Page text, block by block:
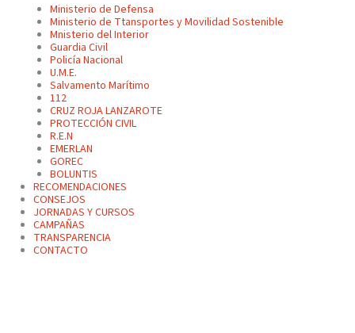
Ministerio de Defensa
Ministerio de Ttansportes y Movilidad Sostenible
Mnisterio del Interior
Guardia Civil
Policía Nacional
U.M.E.
Salvamento Marítimo
112
CRUZ ROJA LANZAROTE
PROTECCIÓN CIVIL
R.E.N
EMERLAN
GOREC
BOLUNTIS
RECOMENDACIONES
CONSEJOS
JORNADAS Y CURSOS
CAMPAÑAS
TRANSPARENCIA
CONTACTO